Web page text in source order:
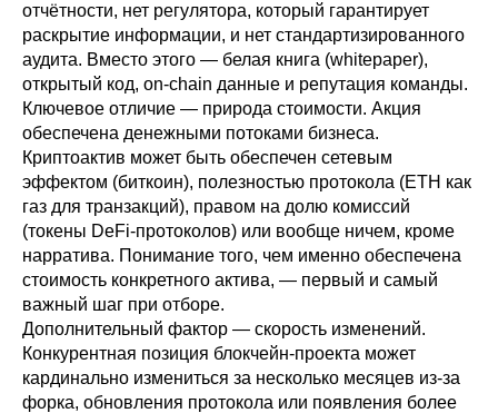
отчётности, нет регулятора, который гарантирует
раскрытие информации, и нет стандартизированного
аудита. Вместо этого — белая книга (whitepaper),
открытый код, on-chain данные и репутация команды.
Ключевое отличие — природа стоимости. Акция
обеспечена денежными потоками бизнеса.
Криптоактив может быть обеспечен сетевым
эффектом (биткоин), полезностью протокола (ETH как
газ для транзакций), правом на долю комиссий
(токены DeFi-протоколов) или вообще ничем, кроме
нарратива. Понимание того, чем именно обеспечена
стоимость конкретного актива, — первый и самый
важный шаг при отборе.
Дополнительный фактор — скорость изменений.
Конкурентная позиция блокчейн-проекта может
кардинально измениться за несколько месяцев из-за
форка, обновления протокола или появления более